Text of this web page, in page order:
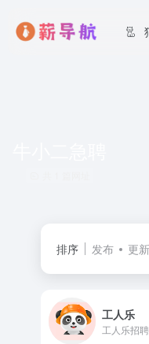
排序 发布 更新
工人乐